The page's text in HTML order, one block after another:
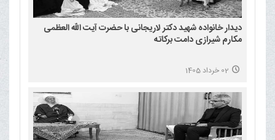
دیدار خانواده شهید دکتر لاریجانی با حضرت آیت الله العظمی
مکارم شیرازی دامت برکاته
02 خرداد 1405